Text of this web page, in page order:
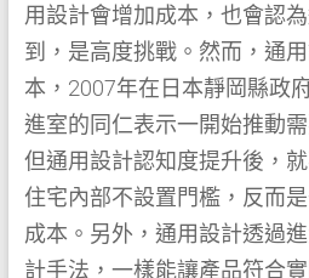
用設計會增加成本，也會認
到，是高度挑戰。然而，通
本，2007年在日本靜岡縣政
進室的同仁表示一開始推動
但通用設計認知度提升後，
住宅內部不設置門檻，反而
成本。另外，通用設計透過
計手法，一樣能讓產品符合